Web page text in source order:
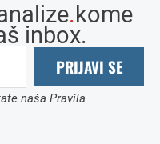
.kome
inbox.
PRIJAVI SE
naša Pravila